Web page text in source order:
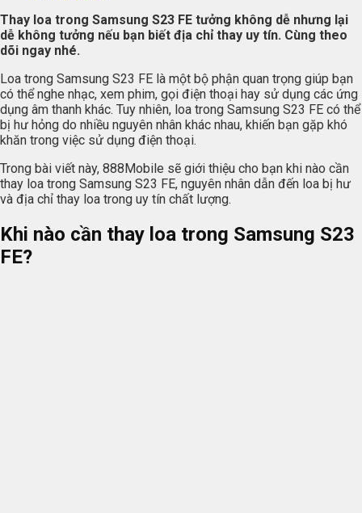
Thay loa trong Samsung S23 FE tưởng không dễ nhưng lại
dễ không tưởng nếu bạn biết địa chỉ thay uy tín. Cùng theo
dõi ngay nhé.
Loa trong Samsung S23 FE là một bộ phận quan trọng giúp bạn
có thể nghe nhạc, xem phim, gọi điện thoại hay sử dụng các ứng
dụng âm thanh khác. Tuy nhiên, loa trong Samsung S23 FE có thể
bị hư hỏng do nhiều nguyên nhân khác nhau, khiến bạn gặp khó
khăn trong việc sử dụng điện thoại.
Trong bài viết này, 888Mobile sẽ giới thiệu cho bạn khi nào cần
thay loa trong Samsung S23 FE, nguyên nhân dẫn đến loa bị hư
và địa chỉ thay loa trong uy tín chất lượng.
Khi nào cần thay loa trong Samsung S23
FE?